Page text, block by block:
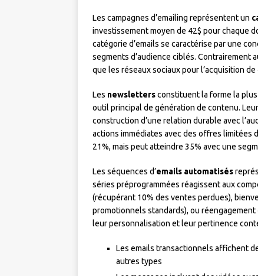
Les campagnes d’emailing représentent un
investissement moyen de 42$ pour chaque
catégorie d’emails se caractérise par une
segments d’audience ciblés. Contrairement
que les réseaux sociaux pour l’acquisition de
Les newslettersconstituent la forme la
outil principal de génération de contenu.
construction d’une relation durable avec
actions immédiates avec des offres limitées
21%, mais peut atteindre 35% avec une
Les séquences d’emails automatisés
séries préprogrammées réagissent aux
(récupérant 10% des ventes perdues),
promotionnels standards), ou
leur personnalisation et leur pertinence
Les emails transactionnels affichent
autres types